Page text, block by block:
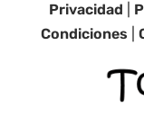
Privacidad
Condiciones |